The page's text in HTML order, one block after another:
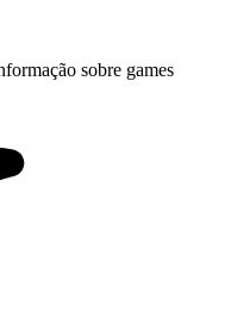
sobre games